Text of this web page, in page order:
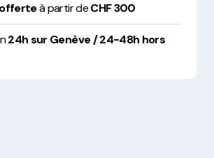
à partir deCHF 300
24h sur Genève / 24-48h hors